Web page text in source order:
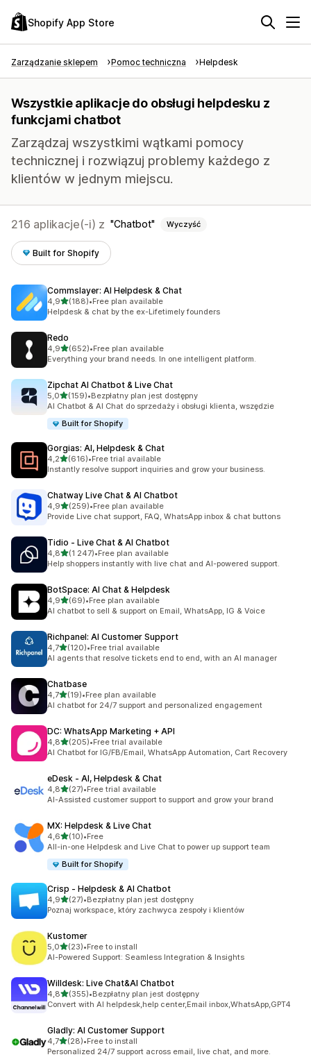
Shopify App Store
Zarządzanie sklepem Pomoc techniczna Helpdesk
Wszystkie aplikacje do obsługi helpdesku z
funkcjami chatbot
Zarządzaj wszystkimi wątkami pomocy
technicznej i rozwiązuj problemy każdego z
klientów w jednym miejscu.
216 aplikacje(-i) z Chatbot Wyczyść
Built for Shopify
Commslayer: AI Helpdesk & Chat
4,9na 5 gwiazdek
(188)
Łączna liczba recenzji: 188
•Free plan available
Helpdesk & chat by the ex-Lifetimely founders
Redo
4,9na 5 gwiazdek
(652)
Łączna liczba recenzji: 652
•Free plan available
Everything your brand needs. In one intelligent platform.
Zipchat AI Chatbot & Live Chat
5,0na 5 gwiazdek
(159)
Łączna liczba recenzji: 159
•Bezpłatny plan jest dostępny
AI Chatbot & AI Chat do sprzedaży i obsługi klienta, wszędzie
Built for Shopify
Gorgias: AI, Helpdesk & Chat
4,2na 5 gwiazdek
(616)
Łączna liczba recenzji: 616
•Free trial available
Instantly resolve support inquiries and grow your business.
Chatway Live Chat & AI Chatbot
4,9na 5 gwiazdek
(259)
Łączna liczba recenzji: 259
•Free plan available
Provide Live chat support, FAQ, WhatsApp inbox & chat buttons
Tidio ‑ Live Chat & AI Chatbot
4,8na 5 gwiazdek
(1 247)
Łączna liczba recenzji: 1247
•Free plan available
Help shoppers instantly with live chat and AI-powered support.
BotSpace: AI Chat & Helpdesk
4,9na 5 gwiazdek
(69)
Łączna liczba recenzji: 69
•Free plan available
AI chatbot to sell & support on Email, WhatsApp, IG & Voice
Richpanel: AI Customer Support
4,7na 5 gwiazdek
(120)
Łączna liczba recenzji: 120
•Free trial available
AI agents that resolve tickets end to end, with an AI manager
Chatbase
4,7na 5 gwiazdek
(19)
Łączna liczba recenzji: 19
•Free plan available
AI chatbot for 24/7 support and personalized engagement
DC: WhatsApp Marketing + API
4,8na 5 gwiazdek
(205)
Łączna liczba recenzji: 205
•Free trial available
AI Chatbot for IG/FB/Email, WhatsApp Automation, Cart Recovery
eDesk ‑ AI, Helpdesk & Chat
4,8na 5 gwiazdek
(27)
Łączna liczba recenzji: 27
•Free trial available
AI-Assisted customer support to support and grow your brand
MX: Helpdesk & Live Chat
4,6na 5 gwiazdek
(10)
Łączna liczba recenzji: 10
•Free
All-in-one Helpdesk and Live Chat to power up support team
Built for Shopify
Crisp ‑ Helpdesk & AI Chatbot
4,9na 5 gwiazdek
(27)
Łączna liczba recenzji: 27
•Bezpłatny plan jest dostępny
Poznaj workspace, który zachwyca zespoły i klientów
Kustomer
5,0na 5 gwiazdek
(23)
Łączna liczba recenzji: 23
•Free to install
AI-Powered Support: Seamless Integration & Insights
Willdesk: Live Chat&AI Chatbot
4,8na 5 gwiazdek
(355)
Łączna liczba recenzji: 355
•Bezpłatny plan jest dostępny
Convert with AI helpdesk,help center,Email inbox,WhatsApp,GPT4
Gladly: AI Customer Support
4,7na 5 gwiazdek
(28)
Łączna liczba recenzji: 28
•Free to install
Personalized 24/7 support across email, live chat, and more.